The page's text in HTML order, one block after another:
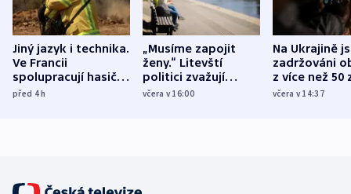
Jiný jazyk i technika.
Ve Francii
spolupracují hasiči z
různých zemí
před 4h
„Musíme zapojit
ženy.“ Litevští
politici zvažují
dohodu o
včera v 16:00
Na Ukrajině
zadržováni
z více než 50
Bojovali na
včera v 14:37